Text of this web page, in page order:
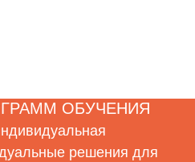
ОБУЧЕНИЯ
решения для